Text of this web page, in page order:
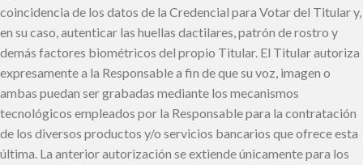
coincidencia de los datos de la Credencial para Votar del Titular y,
en su caso, autenticar las huellas dactilares, patrón de rostro y
demás factores biométricos del propio Titular. El Titular autoriza
expresamente a la Responsable a fin de que su voz, imagen o
ambas puedan ser grabadas mediante los mecanismos
tecnológicos empleados por la Responsable para la contratación
de los diversos productos y/o servicios bancarios que ofrece esta
última. La anterior autorización se extiende únicamente para los